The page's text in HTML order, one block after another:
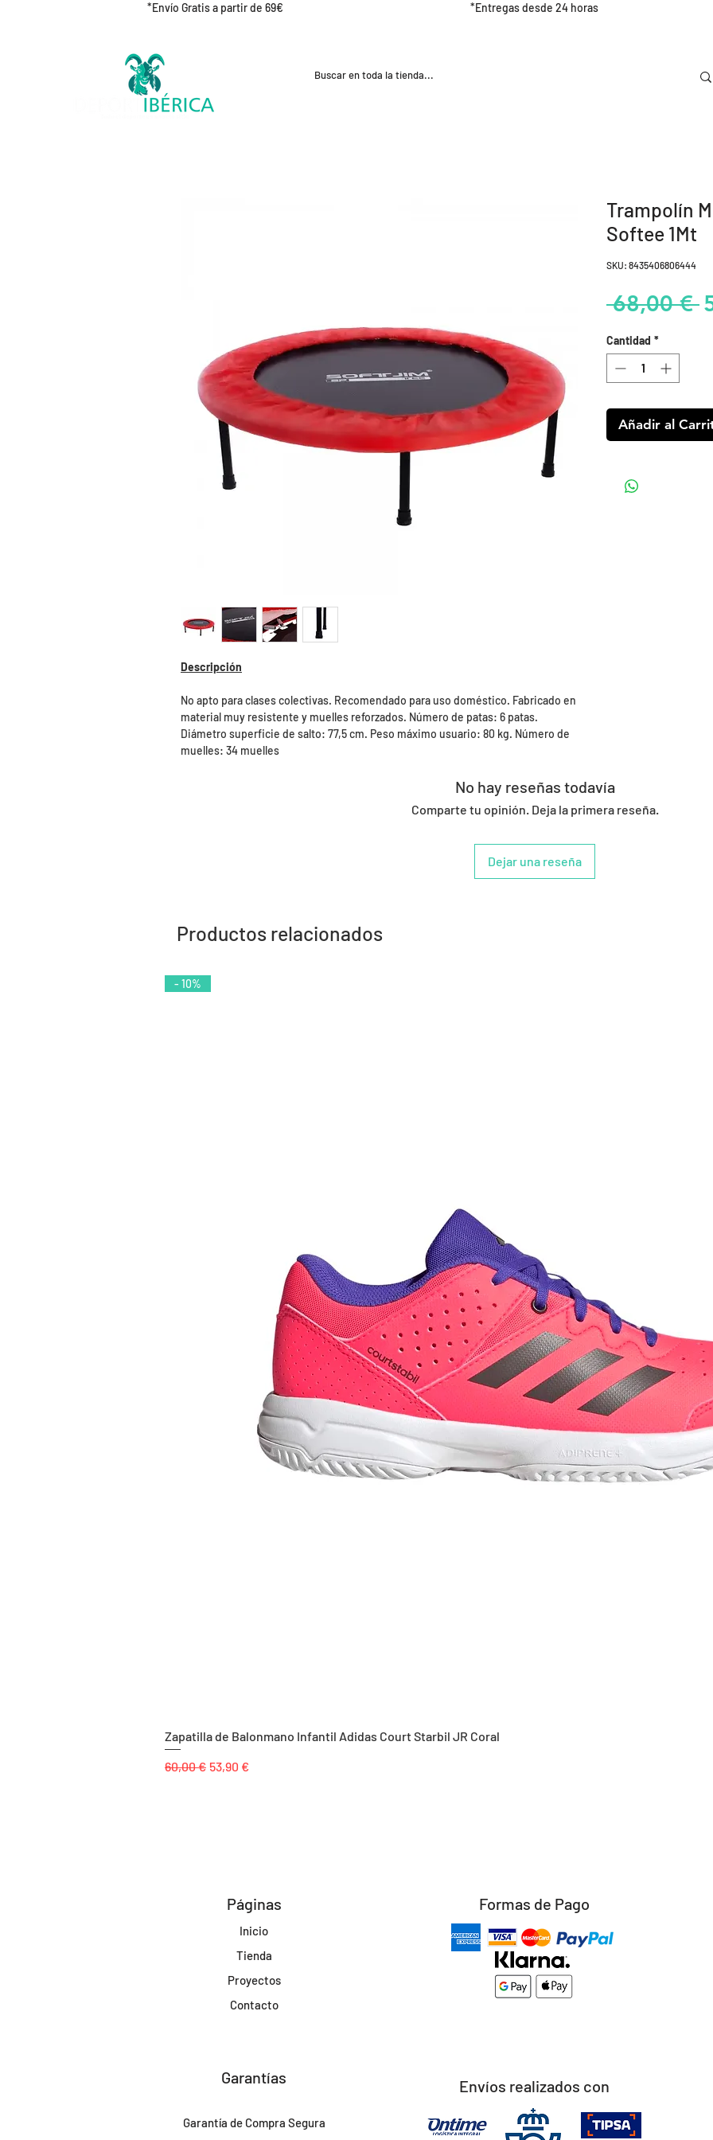
*Envío Gratis a partir de 69€ *Entregas desde 24 horas
Descripción
No apto para clases colectivas. Recomendado para uso doméstico. Fabricado en
material muy resistente y muelles reforzados. Número de patas: 6 patas.
Diámetro superficie de salto: 77,5 cm. Peso máximo usuario: 80 kg. Número de
muelles: 34 muelles
Trampolín
Softee 1Mt
SKU: 8435406806444
68,00 €
Cantidad *
Añadir al
No hay reseñas todavía
Comparte tu opinión. Deja la primera reseña.
Dejar una reseña
Productos relacionados
- 10%
Zapatilla de Balonmano Infantil Adidas Court Starbil JR Coral
Precio
60,00 € Precio de oferta
53,90 €
Páginas
Inicio
Tienda
Proyectos
Contacto
Garantías
Garantía de Compra Segura
Formas de Pago
Envíos realizados con